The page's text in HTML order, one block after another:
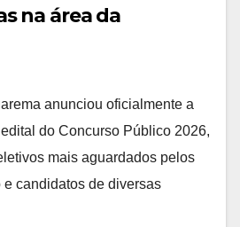
na área da
anunciou oficialmente a
do Concurso Público 2026,
mais aguardados pelos
candidatos de diversas